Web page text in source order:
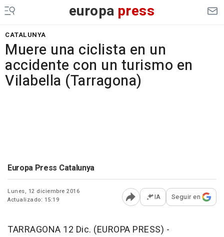
europa press
CATALUNYA
Muere una ciclista en un
accidente con un turismo en
Vilabella (Tarragona)
Europa Press Catalunya
Lunes, 12 diciembre 2016
Actualizado: 15:19
Abrir opciones para
IA Seguir en
TARRAGONA 12 Dic. (EUROPA PRESS) -